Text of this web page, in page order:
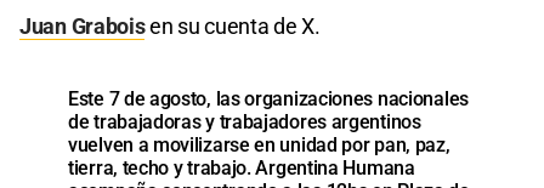
Juan Graboisen su cuenta de X.
Este 7 de agosto, las organizaciones nacionales
de trabajadoras y trabajadores argentinos
vuelven a movilizarse en unidad por pan, paz,
tierra, techo y trabajo. Argentina Humana